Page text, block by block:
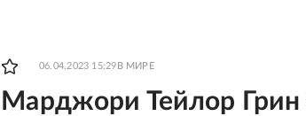
06.04.2023 15:29 В МИРЕ
Марджори Тейлор